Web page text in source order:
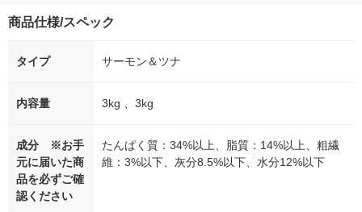
商品仕様/スペック
タイプ サーモン＆ツナ
内容量 3kg 、3kg
成分 ※お手
元に届いた商
品を必ずご確
認ください
たんぱく質：34%以上、脂質：14%以上、粗繊
維：3%以下、灰分8.5%以下、水分12%以下